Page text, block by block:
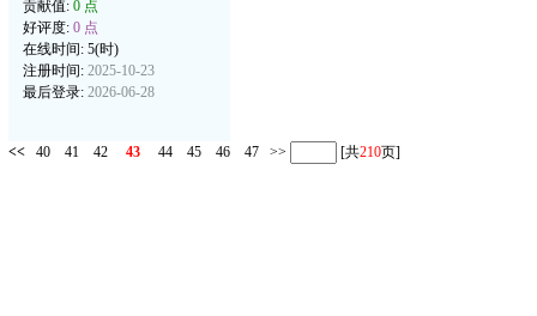
贡献值: 0 点
好评度: 0 点
在线时间: 5(时)
注册时间: 2025-10-23
最后登录: 2026-06-28
<< 40 41 42 43 44 45 46 47 >> [共210页]